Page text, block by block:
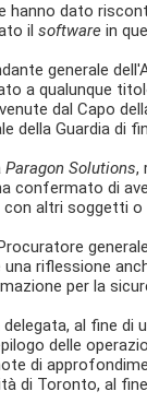
hanno dato
ilsoftware in
generale
a qualunque
dal Capo
della Guardia di
Paragon Solutions,
confermato di
altri soggetti o
riflessione
per la
al fine di
delle
di
di Toronto, al